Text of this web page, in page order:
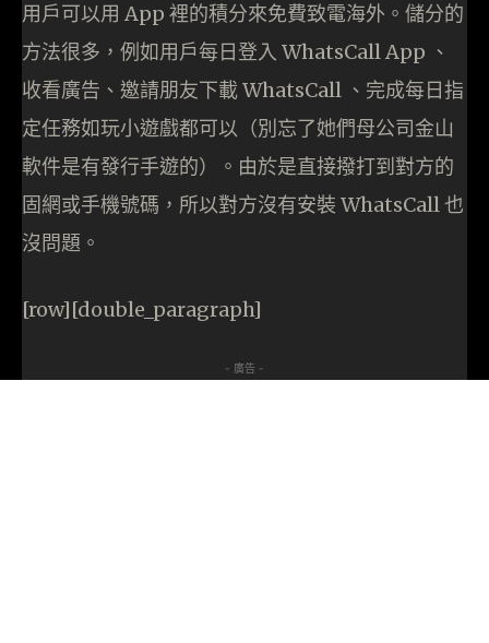
用戶可以用 App 裡的積分來免費致電海外。儲分的
方法很多，例如用戶每日登入 WhatsCall App 、
收看廣告、邀請朋友下載 WhatsCall 、完成每日指
定任務如玩小遊戲都可以（別忘了她們母公司金山
軟件是有發行手遊的）。由於是直接撥打到對方的
固網或手機號碼，所以對方沒有安裝 WhatsCall 也
沒問題。
[row][double_paragraph]
- 廣告 -